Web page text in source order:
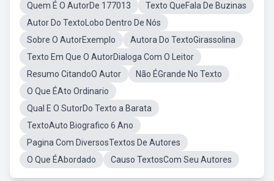
Quem É O AutorDe 177013
Texto QueFala De Buzinas
Autor Do TextoLobo Dentro De Nós
Sobre O AutorExemplo
Autora Do TextoGirassolina
Texto Em Que O AutorDialoga Com O Leitor
Resumo CitandoO Autor
Não ÉGrande No Texto
O Que ÉAto Ordinario
Qual E O SutorDo Texto a Barata
TextoAuto Biografico 6 Ano
Pagina Com DiversosTextos De Autores
O Que ÉAbordado
Causo TextosCom Seu Autores